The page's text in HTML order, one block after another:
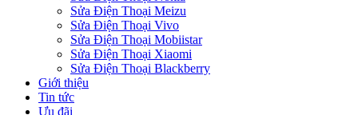
Sửa Điện Thoại Meizu
Sửa Điện Thoại Vivo
Sửa Điện Thoại Mobiistar
Sửa Điện Thoại Xiaomi
Sửa Điện Thoại Blackberry
Giới thiệu
Tin tức
Ưu đãi